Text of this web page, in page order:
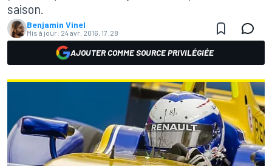
saison.
Benjamin Vinel
Mis à jour: 24 avr. 2016, 17:28
AJOUTER COMME SOURCE PRIVILÉGIÉE